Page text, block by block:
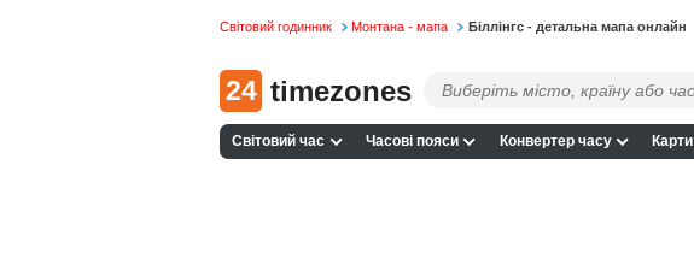
Світовий годинник Монтана - мапа Біллінгс - детальна мапа онлайн
24 timezones
Світовий час Часові пояси Конвертер часу Карти